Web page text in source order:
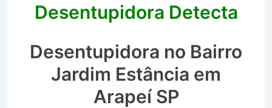
Desentupidora Detecta
Desentupidora no Bairro
Jardim Estância em
Arapeí SP